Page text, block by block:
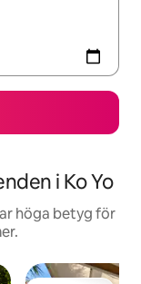
i Ko Yo
höga betyg för